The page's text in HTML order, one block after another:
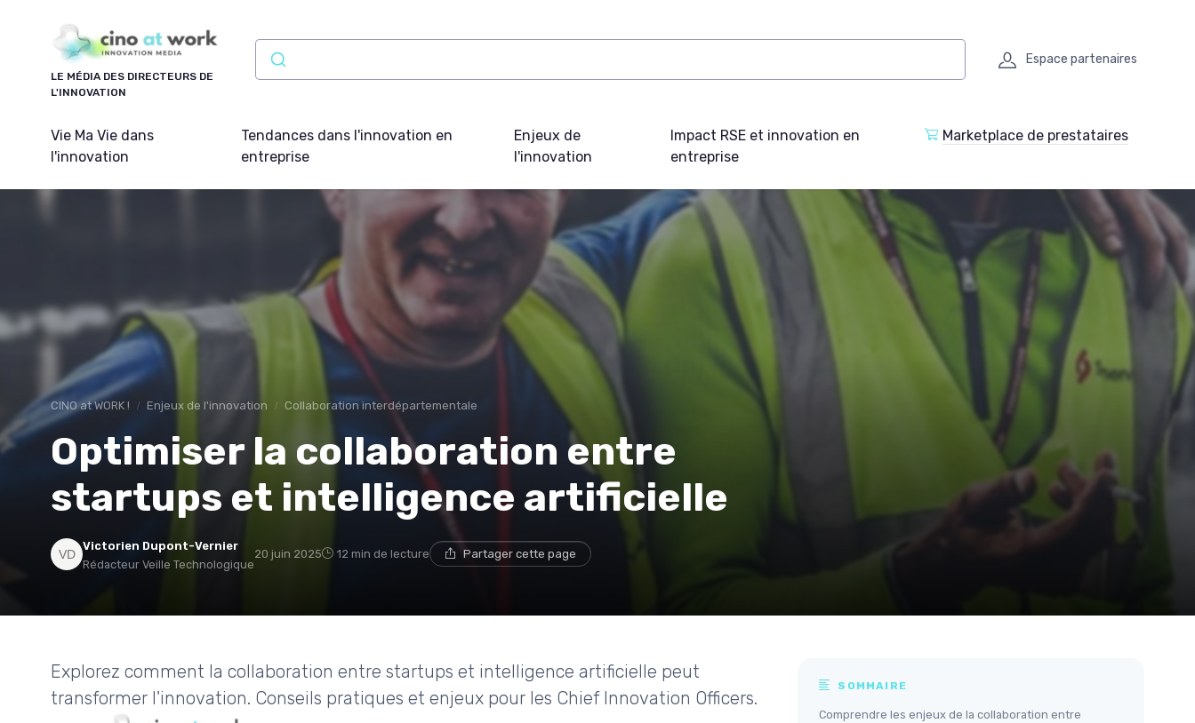
LE MÉDIA DES DIRECTEURS DE
L'INNOVATION
Espace partenaires
Vie Ma Vie dans
l'innovation
Tendances dans l'innovation en
entreprise
Enjeux de
l'innovation
Impact RSE et innovation en
entreprise
Marketplace de prestataires
CINO at WORK ! Enjeux de l'innovation Collaboration interdépartementale
Optimiser la collaboration entre
startups et intelligence artificielle
Victorien Dupont-Vernier
Rédacteur Veille Technologique
20 juin 2025 12 min de lecture Partager cette page
Explorez comment la collaboration entre startups et intelligence artificielle peut
transformer l'innovation. Conseils pratiques et enjeux pour les Chief Innovation Officers.
SOMMAIRE
Comprendre les enjeux de la collaboration entre